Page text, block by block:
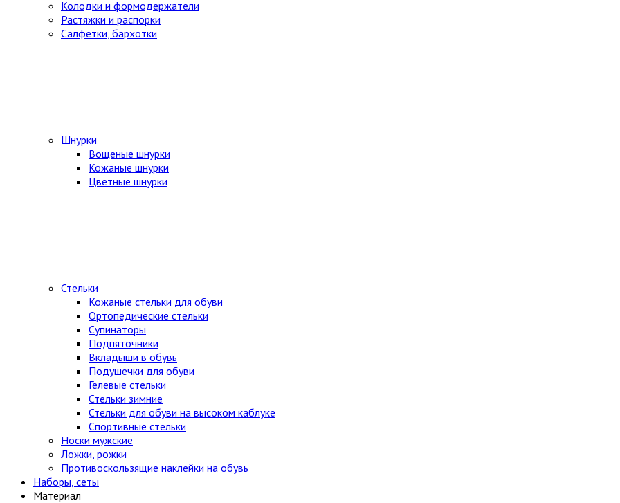
Колодки и формодержатели
Растяжки и распорки
Салфетки, бархотки
Шнурки
Вощеные шнурки
Кожаные шнурки
Цветные шнурки
Стельки
Кожаные стельки для обуви
Ортопедические стельки
Супинаторы
Подпяточники
Вкладыши в обувь
Подушечки для обуви
Гелевые стельки
Стельки зимние
Стельки для обуви на высоком каблуке
Спортивные стельки
Носки мужские
Ложки, рожки
Противоскользящие наклейки на обувь
Наборы, сеты
Материал